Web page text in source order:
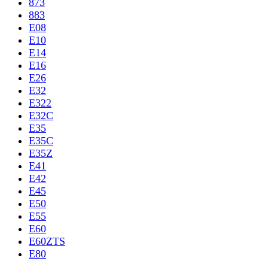
873
883
E08
E10
E14
E16
E26
E32
E322
E32C
E35
E35C
E35Z
E41
E42
E45
E50
E55
E60
E60ZTS
E80